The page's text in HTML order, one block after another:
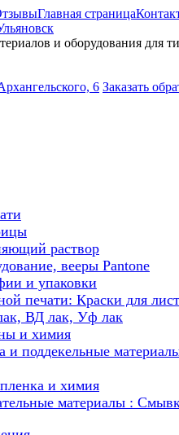
Главная страница
и оборудования для
6 Заказать
раствор
вееры Pantone
и упаковки
печати: Краски для
ВД лак, Уф лак
и химия
и поддекельные
и химия
материалы :